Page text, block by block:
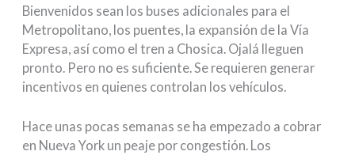
Bienvenidos sean los buses adicionales para el
Metropolitano, los puentes, la expansión de la Vía
Expresa, así como el tren a Chosica. Ojalá lleguen
pronto. Pero no es suficiente. Se requieren generar
incentivos en quienes controlan los vehículos.
Hace unas pocas semanas se ha empezado a cobrar
en Nueva York un peaje por congestión. Los